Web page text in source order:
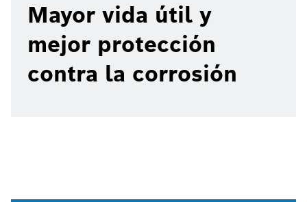
Mayor vida útil y
mejor protección
contra la corrosión